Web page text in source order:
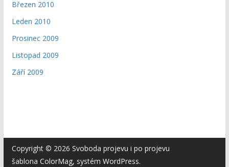
Březen 2010
Leden 2010
Prosinec 2009
Listopad 2009
Září 2009
Copyright © 2026 Svoboda projevu i po projevu
šablona ColorMag, systém WordPress.